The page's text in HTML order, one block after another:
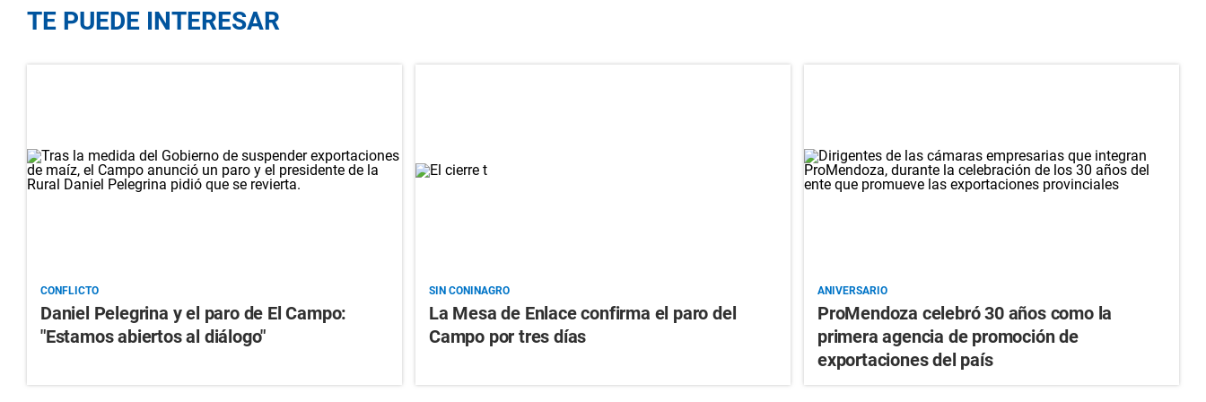
TE PUEDE INTERESAR
CONFLICTO
Daniel Pelegrina y el paro de El Campo:
"Estamos abiertos al diálogo"
SIN CONINAGRO
La Mesa de Enlace confirma el paro del
Campo por tres días
ANIVERSARIO
ProMendoza celebró 30 años como la
primera agencia de promoción de
exportaciones del país